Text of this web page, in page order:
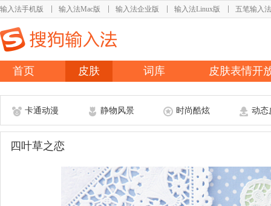
输入法手机版 输入法Mac版 输入法企业版 输入法Linux版 五笔输入法
首页 皮肤 词库 皮肤表情开
卡通动漫 静物风景 时尚酷炫 动态
四叶草之恋